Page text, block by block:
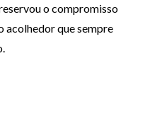
o compromisso
acolhedor que sempre